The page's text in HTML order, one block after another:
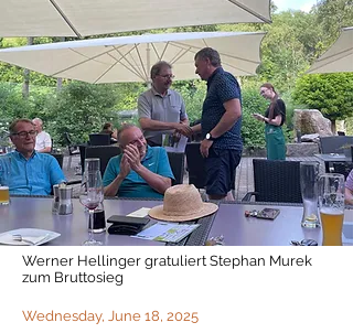
Werner Hellinger gratuliert Stephan Murek
zum Bruttosieg
Wednesday, June 18, 2025